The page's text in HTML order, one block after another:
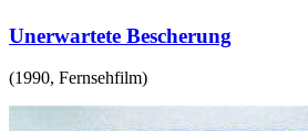
Unerwartete Bescherung
(1990, Fernsehfilm)